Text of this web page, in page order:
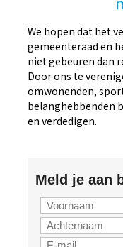
We hopen dat het
gemeenteraad en
niet gebeuren dan
Door ons te
omwonenden,
belanghebbenden
en verdedigen.
Meld je aan